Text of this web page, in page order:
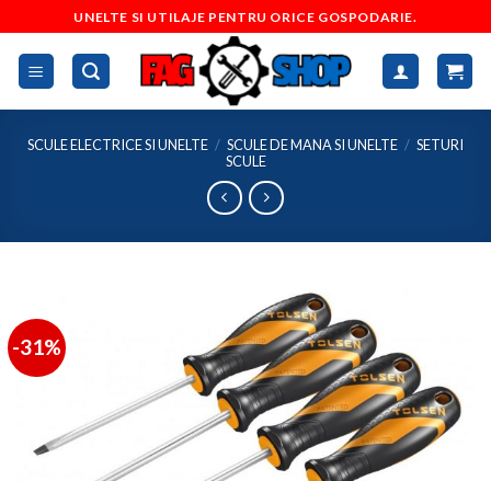
to
content
UNELTE SI UTILAJE PENTRU ORICE GOSPODARIE.
SCULE ELECTRICE SI UNELTE / SCULE DE MANA SI UNELTE / SETURI
SCULE
-31%